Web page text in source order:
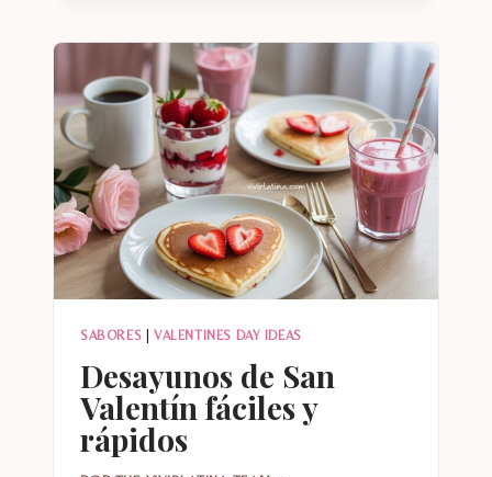
PUEDES
CUMPLIR
ESTE
AÑO
SABORES VALENTINES DAY IDEAS
Desayunos de San
Valentín fáciles y
rápidos